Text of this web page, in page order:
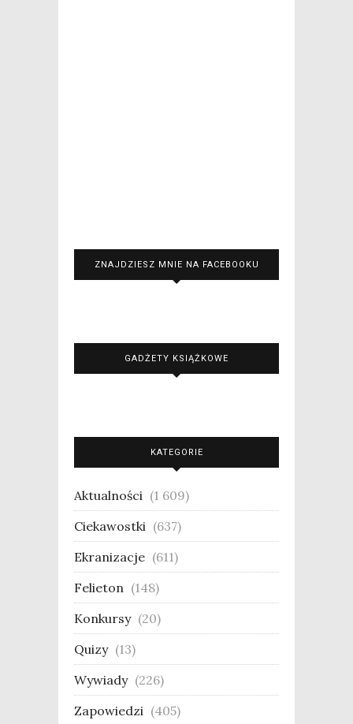
ZNAJDZIESZ MNIE NA FACEBOOKU
GADŻETY KSIĄŻKOWE
KATEGORIE
Aktualności (1 609)
Ciekawostki (637)
Ekranizacje (611)
Felieton (148)
Konkursy (20)
Quizy (13)
Wywiady (226)
Zapowiedzi (405)